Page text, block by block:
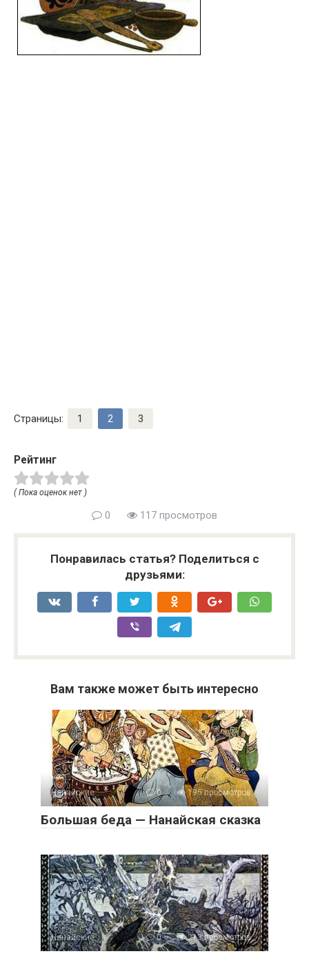
Страницы: 1 2 3
Рейтинг
( Пока оценок нет )
0 117 просмотров
Понравилась статья? Поделиться с
друзьями:
Вам также может быть интересно
Нанайские 0 195 просмотров
Большая беда — Нанайская сказка
Нанайские 0 213 просмотров